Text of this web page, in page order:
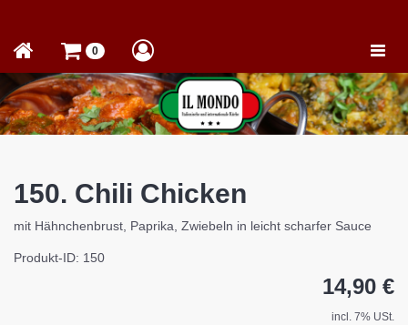
Toggle
0
150. Chili Chicken
mit Hähnchenbrust, Paprika, Zwiebeln in leicht scharfer Sauce
Produkt-ID: 150
14,90 €
incl. 7% USt.